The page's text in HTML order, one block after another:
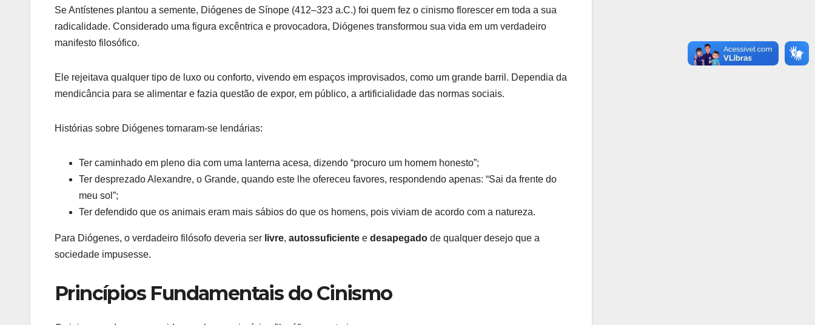
Se Antístenes plantou a semente, Diógenes de Sínope (412–323 a.C.) foi quem fez o cinismo florescer em toda a sua
radicalidade. Considerado uma figura excêntrica e provocadora, Diógenes transformou sua vida em um verdadeiro
manifesto filosófico.
Ele rejeitava qualquer tipo de luxo ou conforto, vivendo em espaços improvisados, como um grande barril. Dependia da
mendicância para se alimentar e fazia questão de expor, em público, a artificialidade das normas sociais.
Histórias sobre Diógenes tornaram-se lendárias:
Ter caminhado em pleno dia com uma lanterna acesa, dizendo “procuro um homem honesto”;
Ter desprezado Alexandre, o Grande, quando este lhe ofereceu favores, respondendo apenas: “Sai da frente do
meu sol”;
Ter defendido que os animais eram mais sábios do que os homens, pois viviam de acordo com a natureza.
Para Diógenes, o verdadeiro filósofo deveria ser livre, autossuficiente e desapegado de qualquer desejo que a
sociedade impusesse.
Princípios Fundamentais do Cinismo